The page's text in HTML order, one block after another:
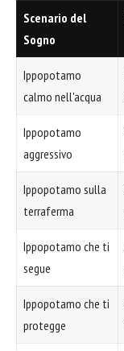
Scenario del
Sogno
Ippopotamo
calmo nell'acqua
Ippopotamo
aggressivo
Ippopotamo sulla
terraferma
Ippopotamo che ti
segue
Ippopotamo che ti
protegge